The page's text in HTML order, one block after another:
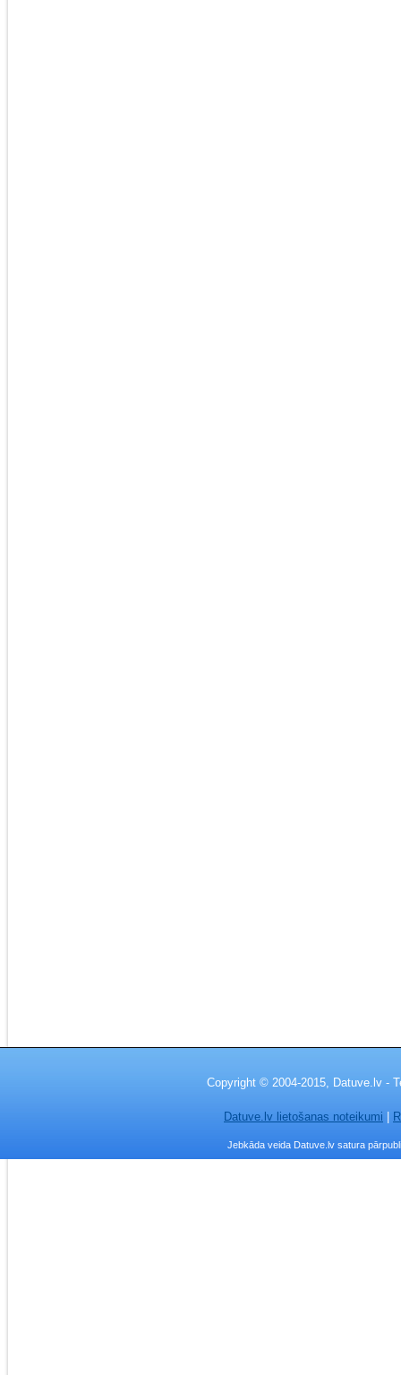
Copyright © 2004-2015, Datuve.lv -
Datuve.lv lietošanas noteikumi
Jebkāda veida Datuve.lv satura